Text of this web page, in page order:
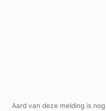
Aard van deze melding is